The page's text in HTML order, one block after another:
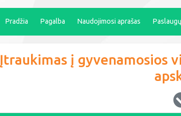
Pradžia Pagalba Naudojimosi aprašas
Įtraukimas į gyvenamosios